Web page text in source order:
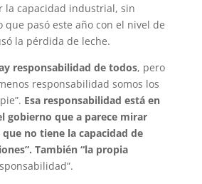
la capacidad industrial, sin
que pasó este año con el nivel de
la pérdida de leche.
responsabilidad de todos, pero
responsabilidad somos los
Esa responsabilidad está en
gobierno que a parece mirar
no tiene la capacidad de
También “la propia